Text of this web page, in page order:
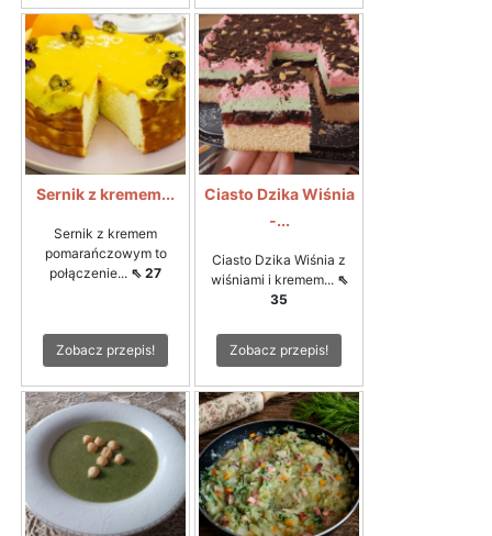
Sernik z kremem...
Sernik z kremem
pomarańczowym to
połączenie... ⇖ 27
Zobacz przepis!
Ciasto Dzika Wiśnia
-...
Ciasto Dzika Wiśnia z
wiśniami i kremem... ⇖
35
Zobacz przepis!